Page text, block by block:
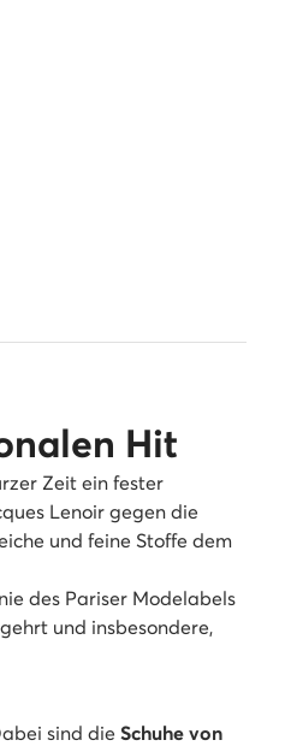
Hit
Zeit ein fester
Lenoir gegen die
und feine Stoffe dem
des Pariser Modelabels
und insbesondere,
sind die Schuhe von